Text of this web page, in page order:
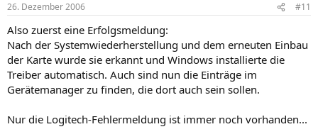
26. Dezember 2006 #11
Also zuerst eine Erfolgsmeldung:
Nach der Systemwiederherstellung und dem erneuten Einbau
der Karte wurde sie erkannt und Windows installierte die
Treiber automatisch. Auch sind nun die Einträge im
Gerätemanager zu finden, die dort auch sein sollen.
Nur die Logitech-Fehlermeldung ist immer noch vorhanden...